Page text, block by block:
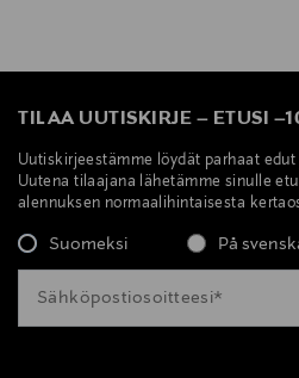
TILAA UUTISKIRJE – ETUSI –
Uutiskirjeestämme löydät parhaat
Uutena tilaajana lähetämme sinulle
alennuksen normaalihintaisesta
Suomeksi På